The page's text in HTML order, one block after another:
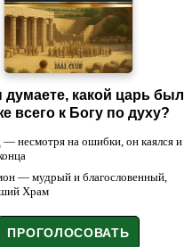
думаете, какой царь был
всего к Богу по духу?
— несмотря на ошибки, он каялся и
— мудрый и благословенный,
Храм